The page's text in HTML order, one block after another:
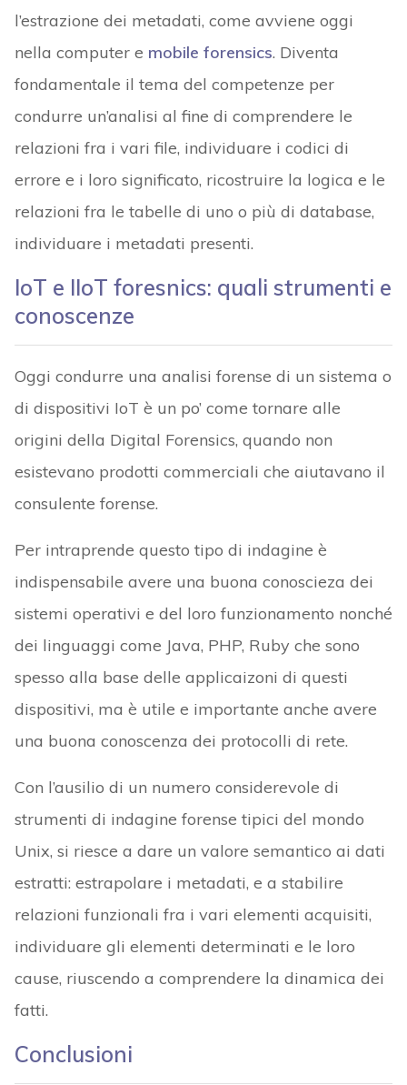
l’estrazione dei metadati, come avviene oggi
nella computer e mobile forensics. Diventa
fondamentale il tema del competenze per
condurre un’analisi al fine di comprendere le
relazioni fra i vari file, individuare i codici di
errore e i loro significato, ricostruire la logica e le
relazioni fra le tabelle di uno o più di database,
individuare i metadati presenti.
IoT e IIoT foresnics: quali strumenti e
conoscenze
Oggi condurre una analisi forense di un sistema o
di dispositivi IoT è un po’ come tornare alle
origini della Digital Forensics, quando non
esistevano prodotti commerciali che aiutavano il
consulente forense.
Per intraprende questo tipo di indagine è
indispensabile avere una buona conoscieza dei
sistemi operativi e del loro funzionamento nonché
dei linguaggi come Java, PHP, Ruby che sono
spesso alla base delle applicaizoni di questi
dispositivi, ma è utile e importante anche avere
una buona conoscenza dei protocolli di rete.
Con l’ausilio di un numero considerevole di
strumenti di indagine forense tipici del mondo
Unix, si riesce a dare un valore semantico ai dati
estratti: estrapolare i metadati, e a stabilire
relazioni funzionali fra i vari elementi acquisiti,
individuare gli elementi determinati e le loro
cause, riuscendo a comprendere la dinamica dei
fatti.
Conclusioni